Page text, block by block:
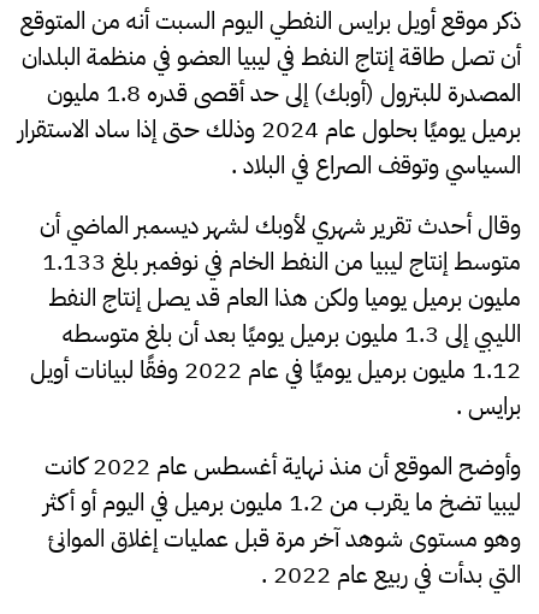
ذكر موقع أويل برايس النفطي اليوم السبت أنه من المتوقع
أن تصل طاقة إنتاج النفط في ليبيا العضو في منظمة البلدان
المصدرة للبترول (أوبك) إلى حد أقصى قدره 1.8 مليون
برميل يوميًا بحلول عام 2024 وذلك حتى إذا ساد الاستقرار
السياسي وتوقف الصراع في البلاد .
وقال أحدث تقرير شهري لأوبك لشهر ديسمبر الماضي أن
متوسط ​​إنتاج ليبيا من النفط الخام في نوفمبر بلغ 1.133
مليون برميل يوميا ولكن هذا العام قد يصل إنتاج النفط
الليبي إلى 1.3 مليون برميل يوميًا بعد أن بلغ متوسطه
1.12 مليون برميل يوميًا في عام 2022 وفقًا لبيانات أويل
برايس .
وأوضح الموقع أن منذ نهاية أغسطس عام 2022 كانت
ليبيا تضخ ما يقرب من 1.2 مليون برميل في اليوم أو أكثر
وهو مستوى شوهد آخر مرة قبل عمليات إغلاق الموانئ
التي بدأت في ربيع عام 2022 .